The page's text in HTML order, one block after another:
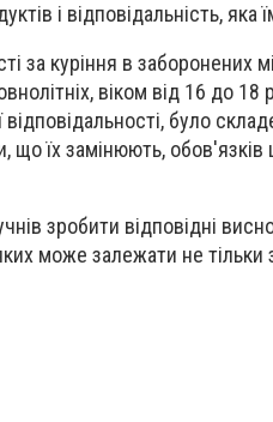
і відповідальність, яка
за куріння в заборонених
віком від 16 до 18
відповідальності, було
їх замінюють,
зробити відповідні
може залежати не тільки